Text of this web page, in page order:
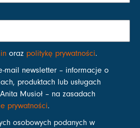
oraz politykę prywatności.
mail newsletter – informacje o
produktach lub usługach
Musioł – na zasadach
prywatności.
osobowych podanych w